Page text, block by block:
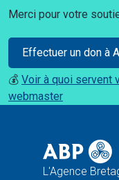
Merci pour votre
Effectuer un don à
💰 Voir à quoi servent
webmaster
L'Agence